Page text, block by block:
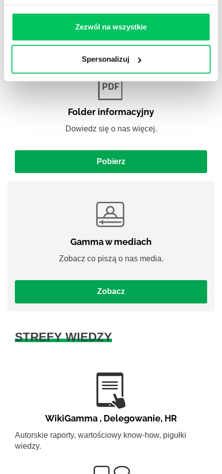
Zezwól na wszystkie
Spersonalizuj
Pobierz
Folder informacyjny
Dowiedz się o nas więcej.
Pobierz
Gamma w mediach
Zobacz co piszą o nas media.
Zobacz
STREFY WIEDZY
WikiGamma , Delegowanie, HR
Autorskie raporty, wartościowy know-how, pigułki
wiedzy.